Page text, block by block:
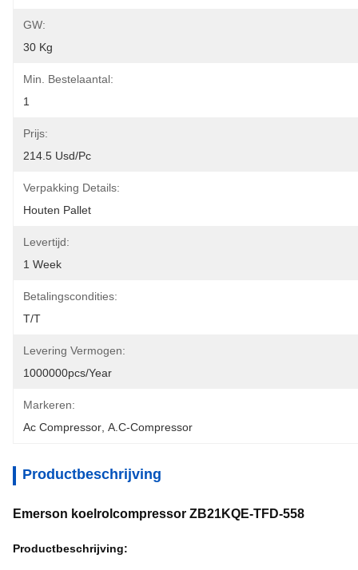
GW:
30 Kg
Min. Bestelaantal:
1
Prijs:
214.5 Usd/pc
Verpakking Details:
Houten Pallet
Levertijd:
1 Week
Betalingscondities:
T/T
Levering Vermogen:
1000000pcs/year
Markeren:
Ac Compressor A.c-Compressor
Productbeschrijving
Emerson koelrolcompressor ZB21KQE-TFD-558
Productbeschrijving: